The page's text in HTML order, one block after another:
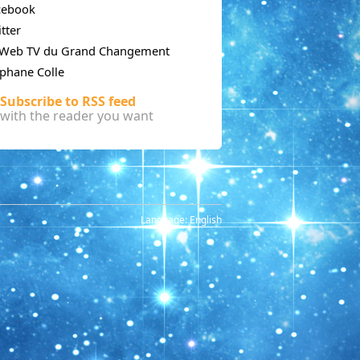
TV du Grand Changement
Colle
Subscribe to RSS feed
with the reader you want
Language:English